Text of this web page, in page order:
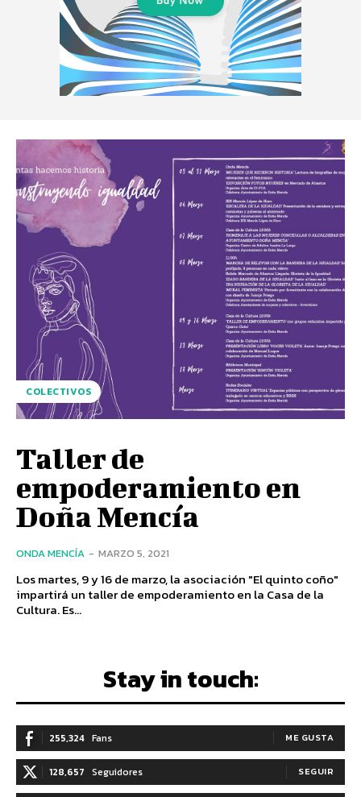
COLECTIVOS
Taller de
empoderamiento en
Doña Mencía
ONDA MENCÍA - MARZO 5, 2021
Los martes, 9 y 16 de marzo, la asociación "El quinto coño"
impartirá un taller de empoderamiento en la Casa de la
Cultura. Es...
Stay in touch:
255,324 Fans ME GUSTA
128,657 Seguidores SEGUIR